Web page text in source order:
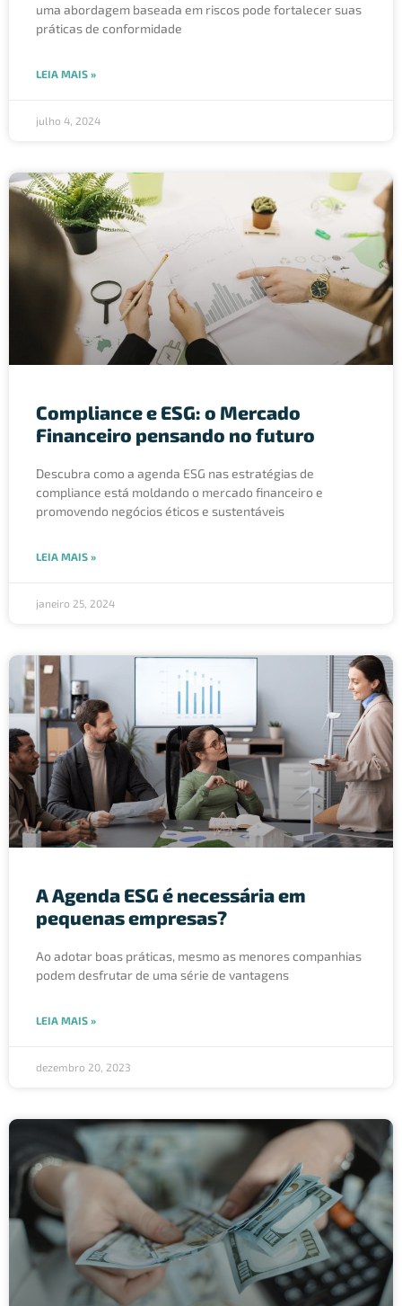
uma abordagem baseada em riscos pode fortalecer suas
práticas de conformidade
LEIA MAIS »
julho 4, 2024
Compliance e ESG: o Mercado
Financeiro pensando no futuro
Descubra como a agenda ESG nas estratégias de
compliance está moldando o mercado financeiro e
promovendo negócios éticos e sustentáveis
LEIA MAIS »
janeiro 25, 2024
A Agenda ESG é necessária em
pequenas empresas?
Ao adotar boas práticas, mesmo as menores companhias
podem desfrutar de uma série de vantagens
LEIA MAIS »
dezembro 20, 2023